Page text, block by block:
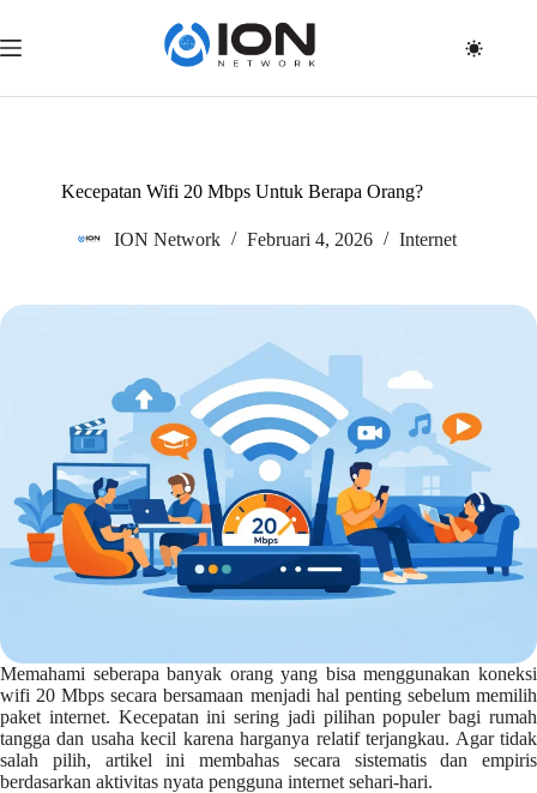
content
Kecepatan Wifi 20 Mbps Untuk Berapa Orang?
ION Network Februari 4, 2026 Internet
Memahami seberapa banyak orang yang bisa menggunakan koneksi
wifi 20 Mbps secara bersamaan menjadi hal penting sebelum memilih
paket internet. Kecepatan ini sering jadi pilihan populer bagi rumah
tangga dan usaha kecil karena harganya relatif terjangkau. Agar tidak
salah pilih, artikel ini membahas secara sistematis dan empiris
berdasarkan aktivitas nyata pengguna internet sehari-hari.